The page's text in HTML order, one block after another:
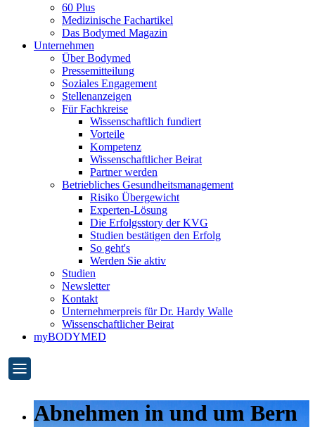
60 Plus
Medizinische Fachartikel
Das Bodymed Magazin
Unternehmen
Über Bodymed
Pressemitteilung
Soziales Engagement
Stellenanzeigen
Für Fachkreise
Wissenschaftlich fundiert
Vorteile
Kompetenz
Wissenschaftlicher Beirat
Partner werden
Betriebliches Gesundheitsmanagement
Risiko Übergewicht
Experten-Lösung
Die Erfolgsstory der KVG
Studien bestätigen den Erfolg
So geht's
Werden Sie aktiv
Studien
Newsletter
Kontakt
Unternehmerpreis für Dr. Hardy Walle
Wissenschaftlicher Beirat
myBODYMED
Abnehmen in und um Bern